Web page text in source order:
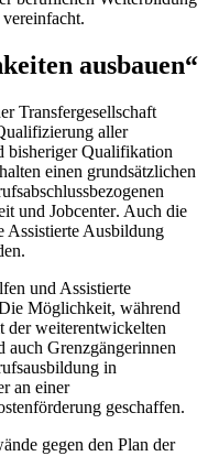
ausbauen“
Transfergesellschaft
aller
bisheriger Qualifikation
einen grundsätzlichen
und Jobcenter. Auch die
Assistierte Ausbildung
und Assistierte
Möglichkeit, während
der weiterentwickelten
Grenzgängerinnen
in
an einer
geschaffen.
gegen den Plan der